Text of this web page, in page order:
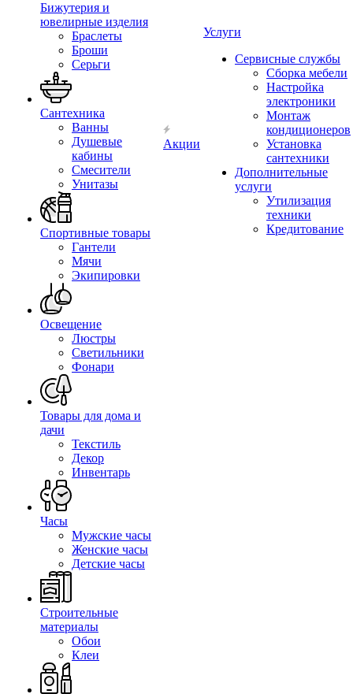
Бижутерия и
ювелирные изделия
Браслеты
Броши
Серьги
Сантехника
Ванны
Душевые
кабины
Смесители
Унитазы
Спортивные товары
Гантели
Мячи
Экипировки
Освещение
Люстры
Светильники
Фонари
Товары для дома и
дачи
Текстиль
Декор
Инвентарь
Часы
Мужские часы
Женские часы
Детские часы
Строительные
материалы
Обои
Клеи
Акции
Услуги
Сервисные службы
Сборка мебели
Настройка
электроники
Монтаж
кондиционеров
Установка
сантехники
Дополнительные
услуги
Утилизация
техники
Кредитование